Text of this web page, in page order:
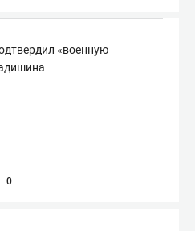
«военную
0